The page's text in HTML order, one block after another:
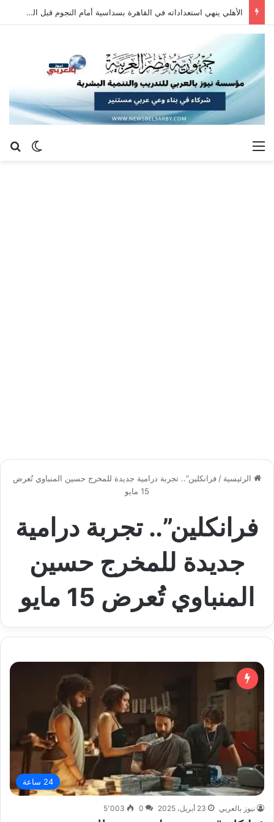
الأهلي ينهي استعداداته في القاهرة بسداسية أمام النجوم قبل السفر إلى إسبانيا
الوضع القائمة
الرئيسية /فرانكلين”.. تجربة درامية جديدة للمخرج حسين المنباوي تُعرض
15 مايو
فرانكلين”.. تجربة درامية
جديدة للمخرج حسين
المنباوي تُعرض 15 مايو
24 ساعة
نيوز بالعربي 23 أبريل، 2025 0 5٬003